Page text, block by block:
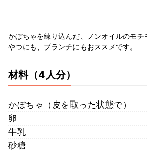
かぼちゃを練り込んだ、ノンオイルのモチ
やつにも、ブランチにもおススメです。
材料（4人分）
かぼちゃ（皮を取った状態で）
卵
牛乳
砂糖